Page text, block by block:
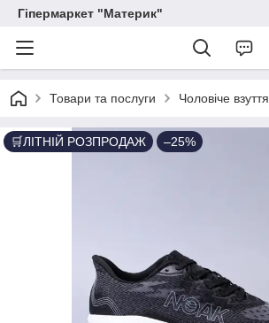
Гіпермаркет "Материк"
Товари та послуги Чоловіче взуття
🛒ЛІТНІЙ РОЗПРОДАЖ –25%